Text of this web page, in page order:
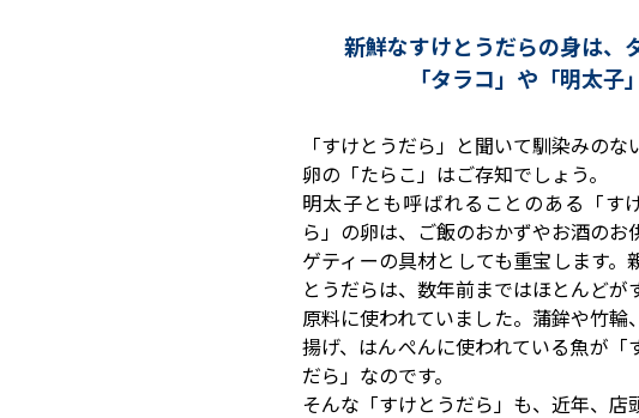
新鮮なすけとうだらの身は、
「タラコ」や「明太
「すけとうだら」と聞いて馴染みのな
卵の「たらこ」はご存知でしょう。
明太子とも呼ばれることのある「す
ら」の卵は、ご飯のおかずやお酒のお
ゲティーの具材としても重宝します。
とうだらは、数年前まではほとんどが
原料に使われていました。蒲鉾や竹輪
揚げ、はんぺんに使われている魚が「
だら」なのです。
そんな「すけとうだら」も、近年、店